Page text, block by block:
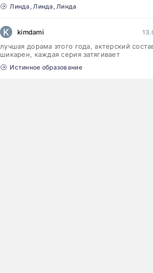
Линда, Линда, Линда
K kimdami
лучшая дорама этого года, актерский
шикарен, каждая серия затягивает
Истинное образование